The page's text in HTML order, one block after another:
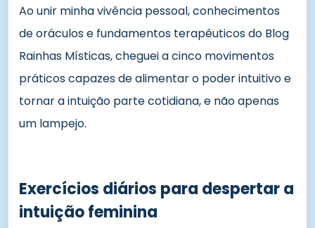
Ao unir minha vivência pessoal, conhecimentos
de oráculos e fundamentos terapêuticos do Blog
Rainhas Místicas, cheguei a cinco movimentos
práticos capazes de alimentar o poder intuitivo e
tornar a intuição parte cotidiana, e não apenas
um lampejo.
Exercícios diários para despertar a
intuição feminina